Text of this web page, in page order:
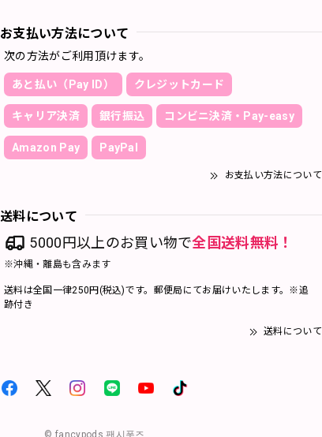
お支払い方法について
次の方法がご利用頂けます。
あと払い（Pay ID） クレジットカード
キャリア決済 銀行振込 コンビニ決済・Pay-easy
Amazon Pay PayPal
お支払い方法について
送料について
5000円以上のお買い物で全国送料無料！
※沖縄・離島も含みます
送料は全国一律250円(税込)です。郵便局にてお届けいたします。※追
跡付き
送料について
© fancypods 팬시폿즈